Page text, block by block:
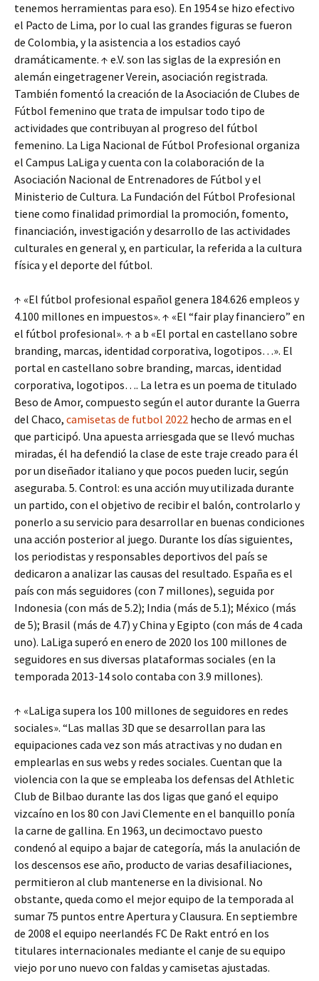
tenemos herramientas para eso). En 1954 se hizo efectivo
el Pacto de Lima, por lo cual las grandes figuras se fueron
de Colombia, y la asistencia a los estadios cayó
dramáticamente. ↑ e.V. son las siglas de la expresión en
alemán eingetragener Verein, asociación registrada.
También fomentó la creación de la Asociación de Clubes de
Fútbol femenino que trata de impulsar todo tipo de
actividades que contribuyan al progreso del fútbol
femenino. La Liga Nacional de Fútbol Profesional organiza
el Campus LaLiga y cuenta con la colaboración de la
Asociación Nacional de Entrenadores de Fútbol y el
Ministerio de Cultura. La Fundación del Fútbol Profesional
tiene como finalidad primordial la promoción, fomento,
financiación, investigación y desarrollo de las actividades
culturales en general y, en particular, la referida a la cultura
física y el deporte del fútbol.
↑ «El fútbol profesional español genera 184.626 empleos y
4.100 millones en impuestos». ↑ «El “fair play financiero” en
el fútbol profesional». ↑ a b «El portal en castellano sobre
branding, marcas, identidad corporativa, logotipos…». El
portal en castellano sobre branding, marcas, identidad
corporativa, logotipos…. La letra es un poema de titulado
Beso de Amor, compuesto según el autor durante la Guerra
del Chaco, camisetas de futbol 2022 hecho de armas en el
que participó. Una apuesta arriesgada que se llevó muchas
miradas, él ha defendió la clase de este traje creado para él
por un diseñador italiano y que pocos pueden lucir, según
aseguraba. 5. Control: es una acción muy utilizada durante
un partido, con el objetivo de recibir el balón, controlarlo y
ponerlo a su servicio para desarrollar en buenas condiciones
una acción posterior al juego. Durante los días siguientes,
los periodistas y responsables deportivos del país se
dedicaron a analizar las causas del resultado. España es el
país con más seguidores (con 7 millones), seguida por
Indonesia (con más de 5.2); India (más de 5.1); México (más
de 5); Brasil (más de 4.7) y China y Egipto (con más de 4 cada
uno). LaLiga superó en enero de 2020 los 100 millones de
seguidores en sus diversas plataformas sociales (en la
temporada 2013-14 solo contaba con 3.9 millones).
↑ «LaLiga supera los 100 millones de seguidores en redes
sociales». “Las mallas 3D que se desarrollan para las
equipaciones cada vez son más atractivas y no dudan en
emplearlas en sus webs y redes sociales. Cuentan que la
violencia con la que se empleaba los defensas del Athletic
Club de Bilbao durante las dos ligas que ganó el equipo
vizcaíno en los 80 con Javi Clemente en el banquillo ponía
la carne de gallina. En 1963, un decimoctavo puesto
condenó al equipo a bajar de categoría, más la anulación de
los descensos ese año, producto de varias desafiliaciones,
permitieron al club mantenerse en la divisional. No
obstante, queda como el mejor equipo de la temporada al
sumar 75 puntos entre Apertura y Clausura. En septiembre
de 2008 el equipo neerlandés FC De Rakt entró en los
titulares internacionales mediante el canje de su equipo
viejo por uno nuevo con faldas y camisetas ajustadas.